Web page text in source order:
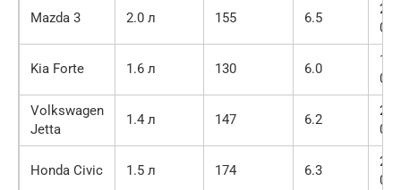
Mazda 3 2.0 л 155 6.5
20
000
Kia Forte 1.6 л 130 6.0
18
000
Volkswagen
Jetta
1.4 л 147 6.2
22
000
Honda Civic 1.5 л 174 6.3
23
000